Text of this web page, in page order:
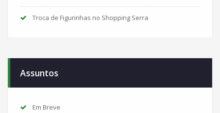
Troca de Figurinhas no Shopping Serra
Assuntos
Em Breve